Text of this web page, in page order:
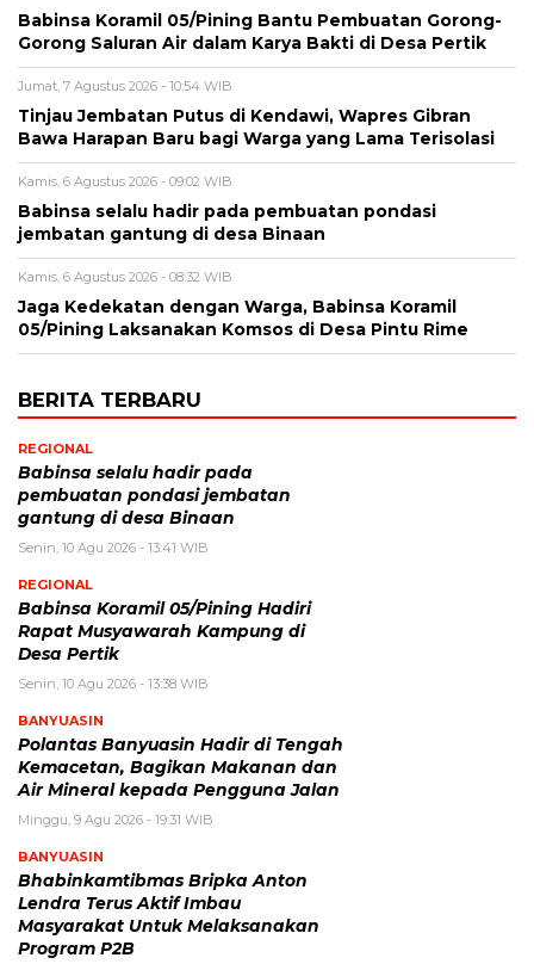
Babinsa Koramil 05/Pining Bantu Pembuatan Gorong-
Gorong Saluran Air dalam Karya Bakti di Desa Pertik
Jumat, 7 Agustus 2026 - 10:54 WIB
Tinjau Jembatan Putus di Kendawi, Wapres Gibran
Bawa Harapan Baru bagi Warga yang Lama Terisolasi
Kamis, 6 Agustus 2026 - 09:02 WIB
Babinsa selalu hadir pada pembuatan pondasi
jembatan gantung di desa Binaan
Kamis, 6 Agustus 2026 - 08:32 WIB
Jaga Kedekatan dengan Warga, Babinsa Koramil
05/Pining Laksanakan Komsos di Desa Pintu Rime
BERITA TERBARU
REGIONAL
Babinsa selalu hadir pada
pembuatan pondasi jembatan
gantung di desa Binaan
Senin, 10 Agu 2026 - 13:41 WIB
REGIONAL
Babinsa Koramil 05/Pining Hadiri
Rapat Musyawarah Kampung di
Desa Pertik
Senin, 10 Agu 2026 - 13:38 WIB
BANYUASIN
Polantas Banyuasin Hadir di Tengah
Kemacetan, Bagikan Makanan dan
Air Mineral kepada Pengguna Jalan
Minggu, 9 Agu 2026 - 19:31 WIB
BANYUASIN
Bhabinkamtibmas Bripka Anton
Lendra Terus Aktif Imbau
Masyarakat Untuk Melaksanakan
Program P2B